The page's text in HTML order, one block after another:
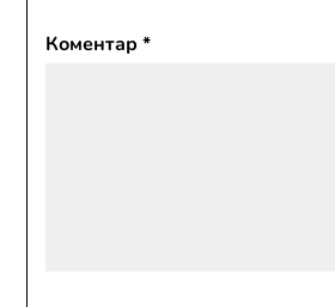
Коментар*